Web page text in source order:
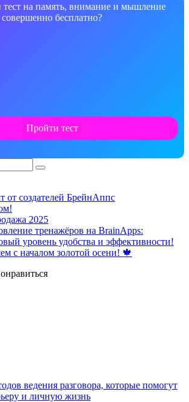
тест на память, внимание и мышление
совершенно бесплатно?
Пройти тест
от создателей БрейнАппс
2025
тренажёров на BrainApps:
уровень удобства и эффективности!
с началом золотой осени! 🍁
ведения разговора, которые помогут
и личную жизнь